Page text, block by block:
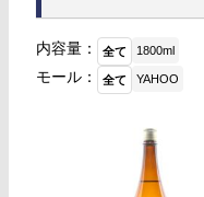
内容量： 全て 1800ml
モール： 全て YAHOO